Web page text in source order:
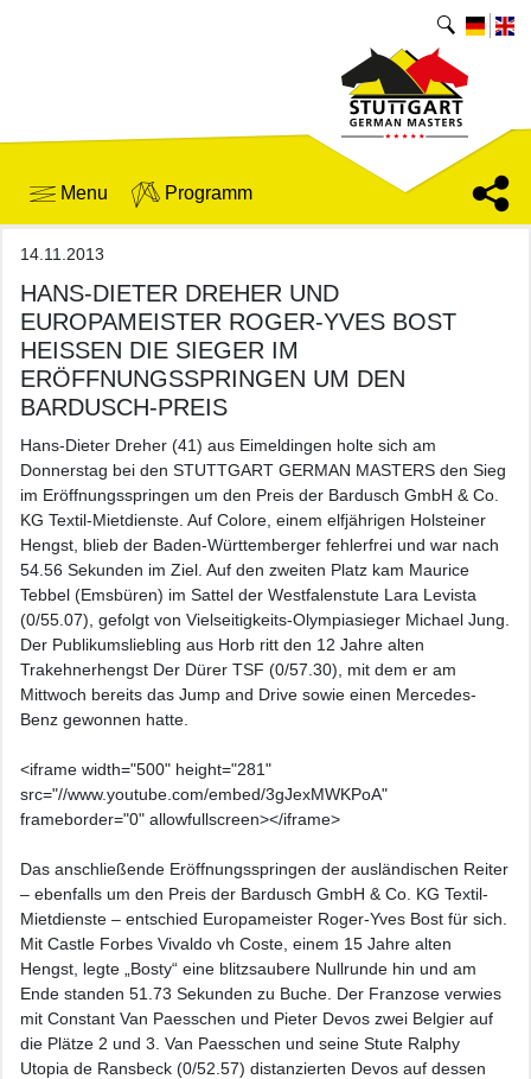
Menu Programm
14.11.2013
HANS-DIETER DREHER UND
EUROPAMEISTER ROGER-YVES BOST
HEISSEN DIE SIEGER IM E
RÖFFNUNGSSPRINGEN UM DEN B
ARDUSCH-PREIS
Hans-Dieter Dreher (41) aus Eimeldingen holte sich am
Donnerstag bei den STUTTGART GERMAN MASTERS den Sieg
im Eröffnungsspringen um den Preis der Bardusch GmbH & Co.
KG Textil-Mietdienste. Auf Colore, einem elfjährigen Holsteiner
Hengst, blieb der Baden-Württemberger fehlerfrei und war nach
54.56 Sekunden im Ziel. Auf den zweiten Platz kam Maurice
Tebbel (Emsbüren) im Sattel der Westfalenstute Lara Levista
(0/55.07), gefolgt von Vielseitigkeits-Olympiasieger Michael Jung.
Der Publikumsliebling aus Horb ritt den 12 Jahre alten
Trakehnerhengst Der Dürer TSF (0/57.30), mit dem er am
Mittwoch bereits das Jump and Drive sowie einen Mercedes-
Benz gewonnen hatte.
<iframe width="500" height="281"
src="//www.youtube.com/embed/3gJexMWKPoA"
frameborder="0" allowfullscreen></iframe>
Das anschließende Eröffnungsspringen der ausländischen Reiter
– ebenfalls um den Preis der Bardusch GmbH & Co. KG Textil-
Mietdienste – entschied Europameister Roger-Yves Bost für sich.
Mit Castle Forbes Vivaldo vh Coste, einem 15 Jahre alten
Hengst, legte „Bosty“ eine blitzsaubere Nullrunde hin und am
Ende standen 51.73 Sekunden zu Buche. Der Franzose verwies
mit Constant Van Paesschen und Pieter Devos zwei Belgier auf
die Plätze 2 und 3. Van Paesschen und seine Stute Ralphy
Utopia de Ransbeck (0/52.57) distanzierten Devos auf dessen